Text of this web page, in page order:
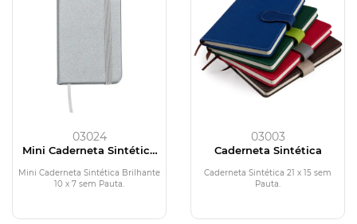
03024
Mini Caderneta Sintética
Mini Caderneta Sintética Brilhante
10 x 7 sem Pauta.
03003
Caderneta Sintética
Caderneta Sintética 21 x 15 sem
Pauta.